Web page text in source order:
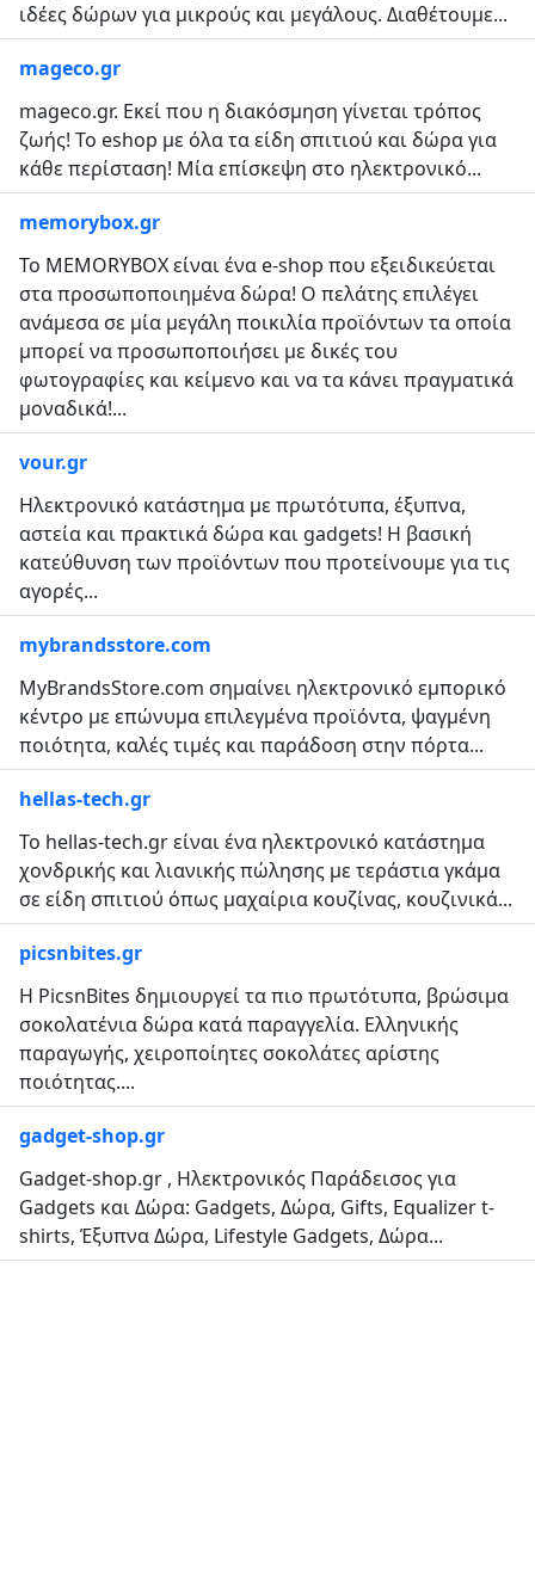
ιδέες δώρων για μικρούς και μεγάλους. Διαθέτουμε...
mageco.gr
mageco.gr. Εκεί που η διακόσμηση γίνεται τρόπος
ζωής! Το eshop με όλα τα είδη σπιτιού και δώρα για
κάθε περίσταση! Μία επίσκεψη στο ηλεκτρονικό...
memorybox.gr
Το MEMORYBOX είναι ένα e-shop που εξειδικεύεται
στα προσωποποιημένα δώρα! Ο πελάτης επιλέγει
ανάμεσα σε μία μεγάλη ποικιλία προϊόντων τα οποία
μπορεί να προσωποποιήσει με δικές του
φωτογραφίες και κείμενο και να τα κάνει πραγματικά
μοναδικά!...
vour.gr
Ηλεκτρονικό κατάστημα με πρωτότυπα, έξυπνα,
αστεία και πρακτικά δώρα και gadgets! Η βασική
κατεύθυνση των προϊόντων που προτείνουμε για τις
αγορές...
mybrandsstore.com
MyBrandsStore.com σημαίνει ηλεκτρονικό εμπορικό
κέντρο με επώνυμα επιλεγμένα προϊόντα, ψαγμένη
ποιότητα, καλές τιμές και παράδοση στην πόρτα...
hellas-tech.gr
To hellas-tech.gr είναι ένα ηλεκτρονικό κατάστημα
χονδρικής και λιανικής πώλησης με τεράστια γκάμα
σε είδη σπιτιού όπως μαχαίρια κουζίνας, κουζινικά...
picsnbites.gr
Η PicsnBites δημιουργεί τα πιο πρωτότυπα, βρώσιμα
σοκολατένια δώρα κατά παραγγελία. Ελληνικής
παραγωγής, χειροποίητες σοκολάτες αρίστης
ποιότητας....
gadget-shop.gr
Gadget-shop.gr , Ηλεκτρονικός Παράδεισος για
Gadgets και Δώρα: Gadgets, Δώρα, Gifts, Equalizer t-
shirts, Έξυπνα Δώρα, Lifestyle Gadgets, Δώρα...